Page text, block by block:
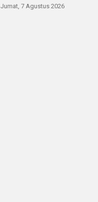
Jumat, 7 Agustus 2026